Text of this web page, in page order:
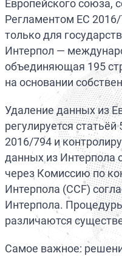
Европейского союза,
Регламентом ЕС
только для
Интерпол —
объединяющая 195
на основании
Удаление данных из
регулируется
2016/794 и
данных из Интерпола
через Комиссию по
Интерпола (CCF)
Интерпола.
различаются
Самое важное: